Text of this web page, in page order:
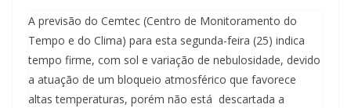
A previsão do Cemtec (Centro de Monitoramento do
Tempo e do Clima) para esta segunda-feira (25) indica
tempo firme, com sol e variação de nebulosidade, devido
a atuação de um bloqueio atmosférico que favorece
altas temperaturas, porém não está descartada a